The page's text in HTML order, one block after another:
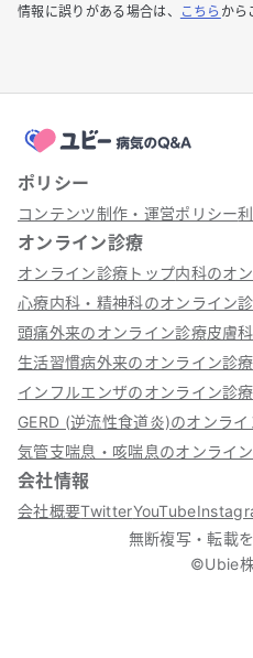
情報に誤りがある場合は、
こちら から
ポリシー
コンテンツ制作・運営ポリシー
オンライン診療
オンライン診療トップ内科のオ
心療内科・精神科のオンライン
頭痛外来のオンライン診療皮膚
生活習慣病外来のオンライン診療
インフルエンザのオンライン診療
GERD (逆流性食道炎)のオンラ
気管支喘息・咳喘息のオンライ
会社情報
会社概要TwitterYouTube
無断複写・転載
©Ubie